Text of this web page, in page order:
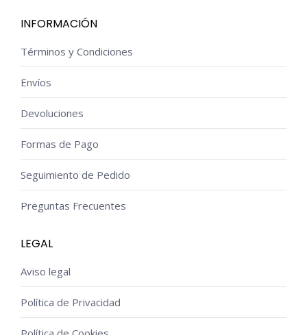
INFORMACIÓN
Términos y Condiciones
Envíos
Devoluciones
Formas de Pago
Seguimiento de Pedido
Preguntas Frecuentes
LEGAL
Aviso legal
Política de Privacidad